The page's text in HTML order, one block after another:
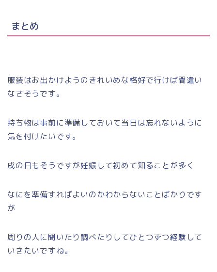
まとめ
服装はお出かけようのきれいめな格好で行けば間違い
なさそうです。
持ち物は事前に準備しておいて当日は忘れないように
気を付けたいです。
戌の日もそうですが妊娠して初めて知ることが多く
なにを準備すればよいのかわからないことばかりです
が
周りの人に聞いたり調べたりしてひとつずつ経験して
いきたいですね。